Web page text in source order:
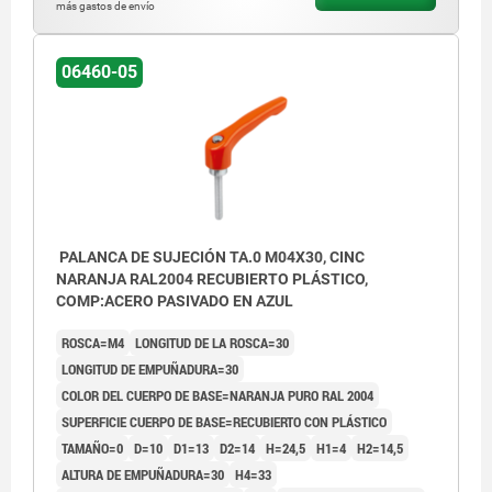
más gastos de envío
06460-05
PALANCA DE SUJECIÓN TA.0 M04X30, CINC
NARANJA RAL2004 RECUBIERTO PLÁSTICO,
COMP:ACERO PASIVADO EN AZUL
ROSCA=M4 LONGITUD DE LA ROSCA=30
LONGITUD DE EMPUÑADURA=30
COLOR DEL CUERPO DE BASE=NARANJA PURO RAL 2004
SUPERFICIE CUERPO DE BASE=RECUBIERTO CON PLÁSTICO
TAMAÑO=0 D=10 D1=13 D2=14 H=24,5 H1=4 H2=14,5
ALTURA DE EMPUÑADURA=30 H4=33